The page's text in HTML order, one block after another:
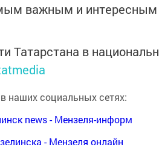
важным и интересным
Татарстана в
наших социальных сетях:
news - Мензеля-информ
- Мензеля онлайн